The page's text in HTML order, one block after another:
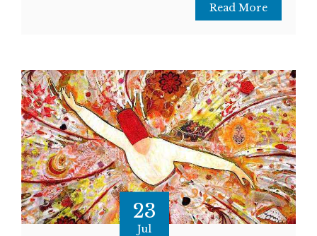
Read More
23
Jul